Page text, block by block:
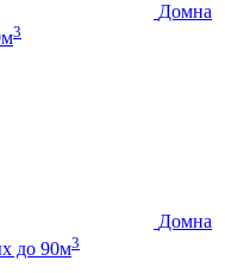
Домна
3
Домна
до 90м3